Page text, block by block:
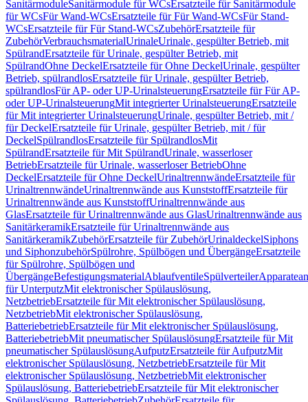
SanitärmoduleSanitärmodule für WCsErsatzteile für Sanitärmodule
für WCsFür Wand-WCsErsatzteile für Für Wand-WCsFür Stand-
WCsErsatzteile für Für Stand-WCsZubehörErsatzteile für
ZubehörVerbrauchsmaterialUrinaleUrinale, gespülter Betrieb, mit
SpülrandErsatzteile für Urinale, gespülter Betrieb, mit
SpülrandOhne DeckelErsatzteile für Ohne DeckelUrinale, gespülter
Betrieb, spülrandlosErsatzteile für Urinale, gespülter Betrieb,
spülrandlosFür AP- oder UP-UrinalsteuerungErsatzteile für Für AP-
oder UP-UrinalsteuerungMit integrierter UrinalsteuerungErsatzteile
für Mit integrierter UrinalsteuerungUrinale, gespülter Betrieb, mit /
für DeckelErsatzteile für Urinale, gespülter Betrieb, mit / für
DeckelSpülrandlosErsatzteile für SpülrandlosMit
SpülrandErsatzteile für Mit SpülrandUrinale, wasserloser
BetriebErsatzteile für Urinale, wasserloser BetriebOhne
DeckelErsatzteile für Ohne DeckelUrinaltrennwändeErsatzteile für
UrinaltrennwändeUrinaltrennwände aus KunststoffErsatzteile für
Urinaltrennwände aus KunststoffUrinaltrennwände aus
GlasErsatzteile für Urinaltrennwände aus GlasUrinaltrennwände aus
SanitärkeramikErsatzteile für Urinaltrennwände aus
SanitärkeramikZubehörErsatzteile für ZubehörUrinaldeckelSiphons
und SiphonzubehörSpülrohre, Spülbögen und ÜbergängeErsatzteile
für Spülrohre, Spülbögen und
ÜbergängeBefestigungsmaterialAblaufventileSpülverteiler
für UnterputzMit elektronischer Spülauslösung,
NetzbetriebErsatzteile für Mit elektronischer Spülauslösung,
NetzbetriebMit elektronischer Spülauslösung,
BatteriebetriebErsatzteile für Mit elektronischer Spülauslösung,
BatteriebetriebMit pneumatischer SpülauslösungErsatzteile für Mit
pneumatischer SpülauslösungAufputzErsatzteile für AufputzMit
elektronischer Spülauslösung, NetzbetriebErsatzteile für Mit
elektronischer Spülauslösung, NetzbetriebMit elektronischer
Spülauslösung, BatteriebetriebErsatzteile für Mit elektronischer